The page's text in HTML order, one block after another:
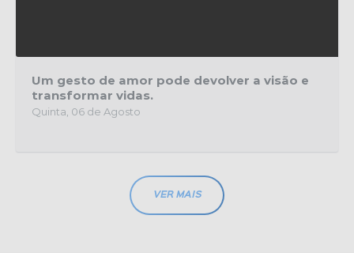
Um gesto de amor pode devolver a visão e
transformar vidas.
Quinta, 06 de Agosto
VER MAIS